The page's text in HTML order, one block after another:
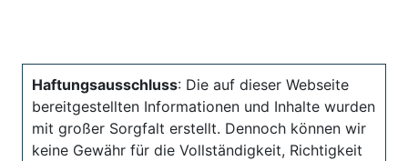
Haftungsausschluss: Die auf dieser Webseite
bereitgestellten Informationen und Inhalte wurden
mit großer Sorgfalt erstellt. Dennoch können wir
keine Gewähr für die Vollständigkeit, Richtigkeit